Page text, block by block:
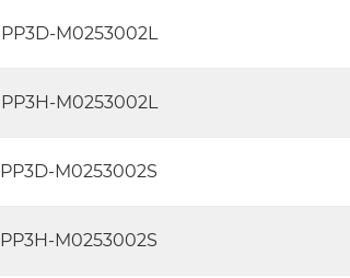
PP3D-M0253002L
PP3H-M0253002L
PP3D-M0253002S
PP3H-M0253002S